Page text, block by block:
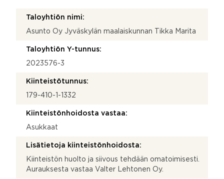
Taloyhtiön nimi:
Asunto Oy Jyväskylän maalaiskunnan Tikka Marita
Taloyhtiön Y-tunnus:
2023576-3
Kiinteistötunnus:
179-410-1-1332
Kiinteistönhoidosta vastaa:
Asukkaat
Lisätietoja kiinteistönhoidosta:
Kiinteistön huolto ja siivous tehdään omatoimisesti.
Aurauksesta vastaa Valter Lehtonen Oy.